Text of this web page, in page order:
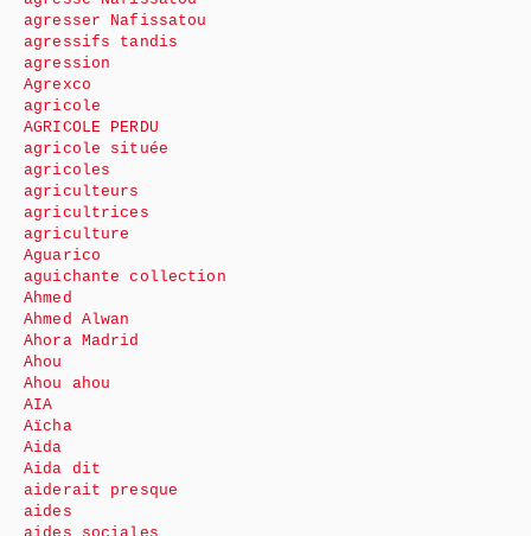
agresser Nafissatou
agressifs tandis
agression
Agrexco
agricole
AGRICOLE PERDU
agricole située
agricoles
agriculteurs
agricultrices
agriculture
Aguarico
aguichante collection
Ahmed
Ahmed Alwan
Ahora Madrid
Ahou
Ahou ahou
AIA
Aïcha
Aida
Aida dit
aiderait presque
aides